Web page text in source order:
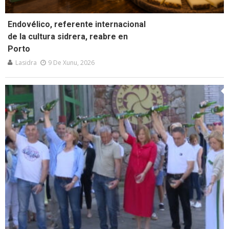
Endovélico, referente internacional
de la cultura sidrera, reabre en
Porto
Lasidra 9 De Xunu, 2026